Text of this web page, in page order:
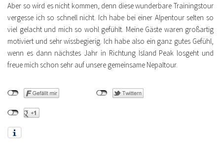
Aber so wird es nicht kommen, denn diese wunderbare Trainingstour
vergesse ich so schnell nicht. Ich habe bei einer Alpentour selten so
viel gelacht und mich so wohl gefühlt. Meine Gäste waren großartig
motiviert und sehr wissbegierig. Ich habe also ein ganz gutes Gefühl,
wenn es dann nächstes Jahr in Richtung Island Peak losgeht und
freue mich schon sehr auf unsere gemeinsame Nepaltour.